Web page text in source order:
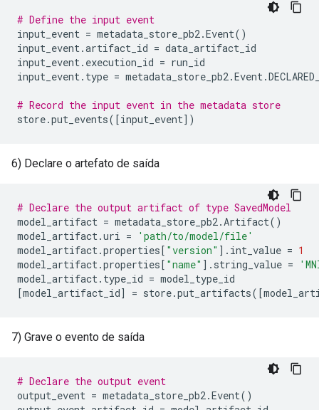
# Define the input event
input_event = metadata_store_pb2.Event()
input_event.artifact_id = data_artifact_id
input_event. execution_id = run_id
input_event. type = metadata_store_pb2.Event.
# Record the input event in the metadata store
store.put_events([input_event])
6) Declare o artefato de saída
# Declare the output artifact of type SavedModel
model_artifact = metadata_store_pb2.Artifact()
model_artifact.uri =
'path/to/model/file'
model_artifact.properties[ "version" ] . int_value = 1
model_artifact.properties[ "name" ] . string_value =
model_artifact. type_id = model_type_id
[model_artifact_id] = store.put_artifacts([
7) Grave o evento de saída
# Declare the output event
output_event = metadata_store_pb2.Event()